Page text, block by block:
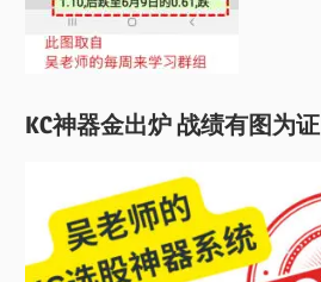
KC神器金出炉 战绩有图为证